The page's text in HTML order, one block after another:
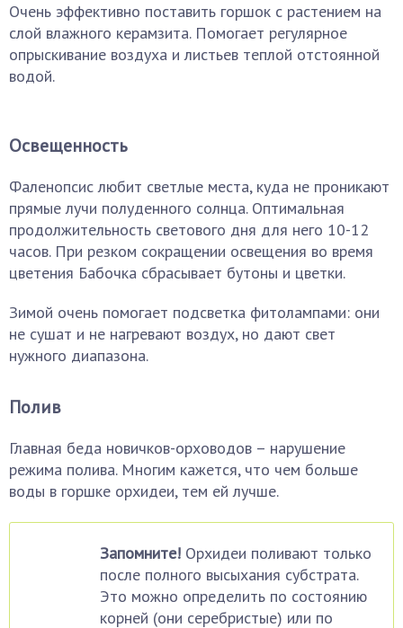
Очень эффективно поставить горшок с растением на
слой влажного керамзита. Помогает регулярное
опрыскивание воздуха и листьев теплой отстоянной
водой.
Освещенность
Фаленопсис любит светлые места, куда не проникают
прямые лучи полуденного солнца. Оптимальная
продолжительность светового дня для него 10-12
часов. При резком сокращении освещения во время
цветения Бабочка сбрасывает бутоны и цветки.
Зимой очень помогает подсветка фитолампами: они
не сушат и не нагревают воздух, но дают свет
нужного диапазона.
Полив
Главная беда новичков-орховодов – нарушение
режима полива. Многим кажется, что чем больше
воды в горшке орхидеи, тем ей лучше.
Запомните! Орхидеи поливают только
после полного высыхания субстрата.
Это можно определить по состоянию
корней (они серебристые) или по